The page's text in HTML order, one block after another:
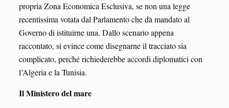
propria Zona Economica Esclusiva, se non una legge
recentissima votata dal Parlamento che dà mandato al
Governo di istituirne una. Dallo scenario appena
raccontato, si evince come disegnarne il tracciato sia
complicato, perché richiederebbe accordi diplomatici con
l’Algeria e la Tunisia.
Il Ministero del mare